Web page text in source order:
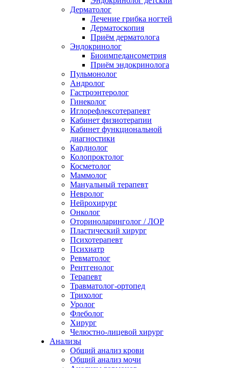
Дерматолог
Лечение грибка ногтей
Дерматоскопия
Приём дерматолога
Эндокринолог
Биоимпедансометрия
Приём эндокринолога
Пульмонолог
Андролог
Гастроэнтеролог
Гинеколог
Иглорефлексотерапевт
Кабинет физиотерапии
Кабинет функциональной
диагностики
Кардиолог
Колопроктолог
Косметолог
Маммолог
Мануальный терапевт
Невролог
Нейрохирург
Онколог
Оториноларинголог / ЛОР
Пластический хирург
Психотерапевт
Психиатр
Ревматолог
Рентгенолог
Терапевт
Травматолог-ортопед
Трихолог
Уролог
Флеболог
Хирург
Челюстно-лицевой хирург
Анализы
Общий анализ крови
Общий анализ мочи